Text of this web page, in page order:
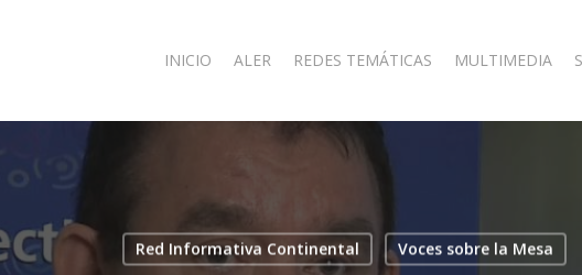
INICIO ALER REDES TEMÁTICAS MULTIMEDIA
Red Informativa Continental Voces sobre la Mesa